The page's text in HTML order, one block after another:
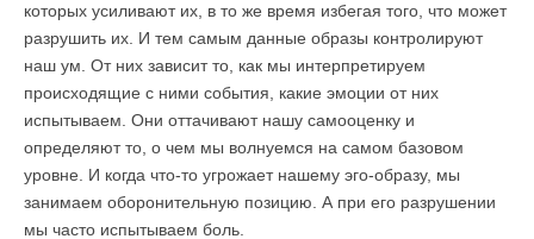
которых усиливают их, в то же время избегая того, что может
разрушить их. И тем самым данные образы контролируют
наш ум. От них зависит то, как мы интерпретируем
происходящие с ними события, какие эмоции от них
испытываем. Они оттачивают нашу самооценку и
определяют то, о чем мы волнуемся на самом базовом
уровне. И когда что-то угрожает нашему эго-образу, мы
занимаем оборонительную позицию. А при его разрушении
мы часто испытываем боль.